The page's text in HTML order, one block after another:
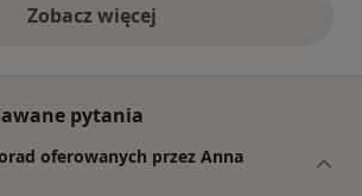
Zobacz więcejopinie powyżej
pytania
oferowanych przez Anna